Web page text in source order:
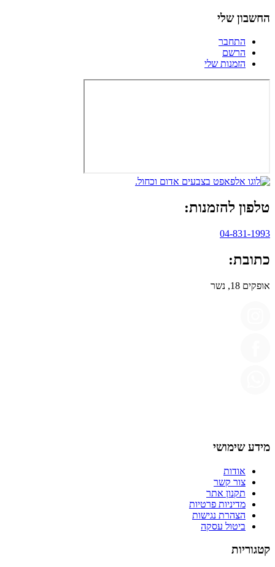
החשבון שלי
התחבר
הרשם
הזמנות שלי
טלפון להזמנות:
04-831-1993
כתובת:
אופקים 18, נשר
מידע שימושי
אודות
צור קשר
תקנון אתר
מדיניות פרטיות
הצהרת נגישות
ביטול עסקה
קטגוריות